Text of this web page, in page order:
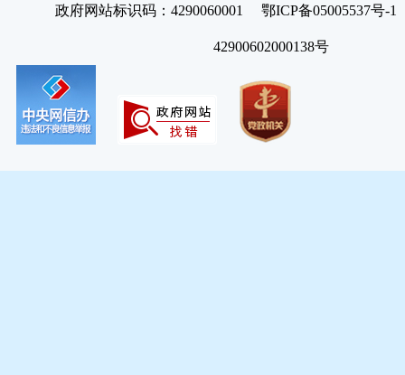
政府网站标识码：4290060001 鄂ICP备05005537号
42900602000138号